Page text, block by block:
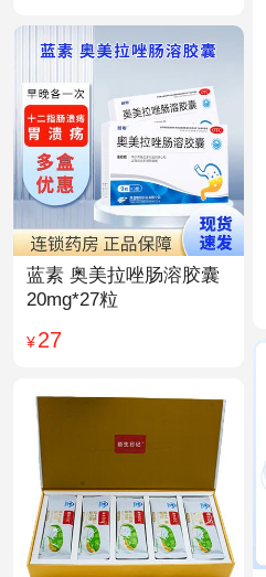
蓝素 奥美拉唑肠溶胶囊
20mg*27粒
¥27